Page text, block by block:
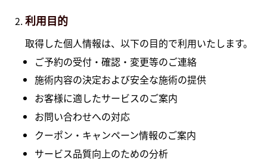
利用目的
取得した個人情報は、以下の目的で利用いたします。
ご予約の受付・確認・変更等のご連絡
施術内容の決定および安全な施術の提供
お客様に適したサービスのご案内
お問い合わせへの対応
クーポン・キャンペーン情報のご案内
サービス品質向上のための分析